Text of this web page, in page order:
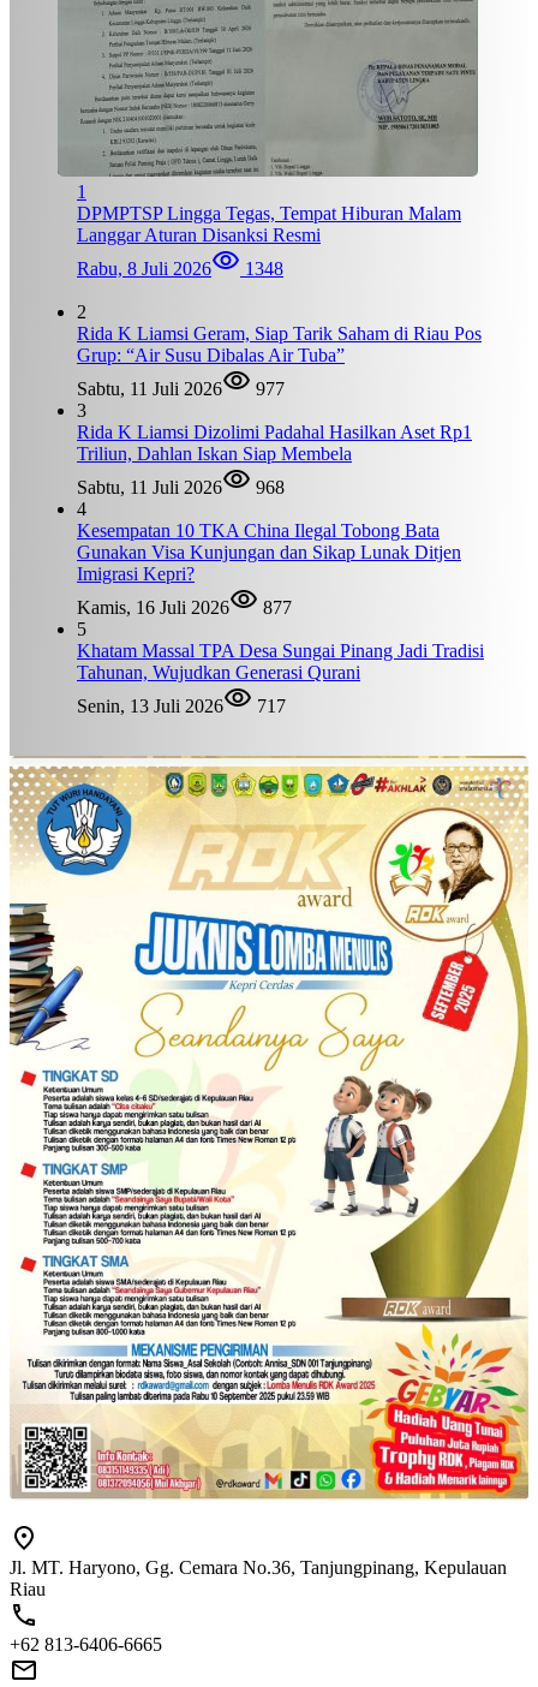
1
DPMPTSP Lingga Tegas, Tempat Hiburan Malam
Langgar Aturan Disanksi Resmi
Rabu, 8 Juli 2026
1348
2
Rida K Liamsi Geram, Siap Tarik Saham di Riau Pos
Grup: “Air Susu Dibalas Air Tuba”
Sabtu, 11 Juli 2026
977
3
Rida K Liamsi Dizolimi Padahal Hasilkan Aset Rp1
Triliun, Dahlan Iskan Siap Membela
Sabtu, 11 Juli 2026
968
4
Kesempatan 10 TKA China Ilegal Tobong Bata
Gunakan Visa Kunjungan dan Sikap Lunak Ditjen
Imigrasi Kepri?
Kamis, 16 Juli 2026
877
5
Khatam Massal TPA Desa Sungai Pinang Jadi Tradisi
Tahunan, Wujudkan Generasi Qurani
Senin, 13 Juli 2026
717
Jl. MT. Haryono, Gg. Cemara No.36, Tanjungpinang, Kepulauan
Riau
+62 813-6406-6665